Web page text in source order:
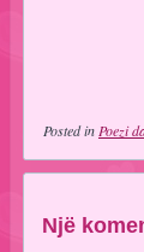
Posted in Poezi
Një